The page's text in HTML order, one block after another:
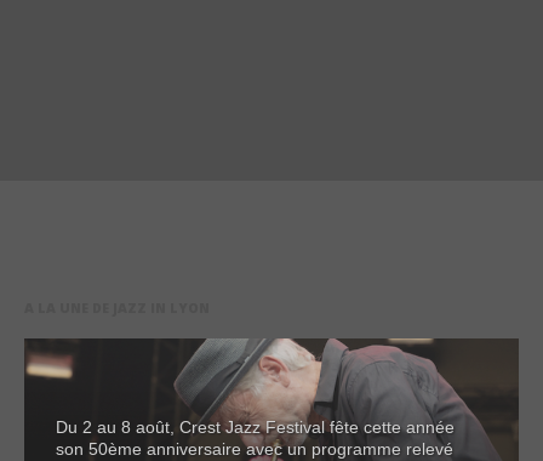
Du 2 au 8 août, Crest Jazz Festival fête cette année
son 50ème anniversaire avec un programme relevé